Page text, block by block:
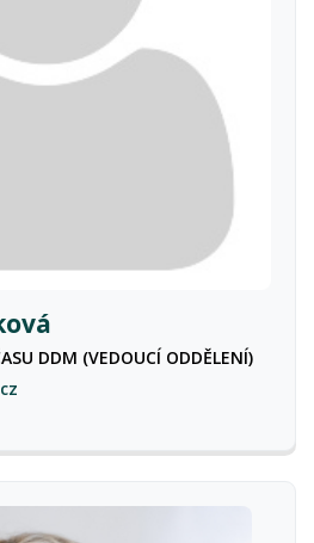
DDM (VEDOUCÍ ODDĚLENÍ)